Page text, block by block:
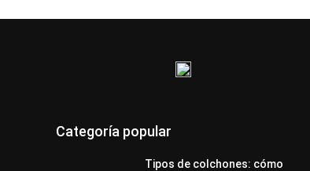
Categoría popular
Tipos de colchones: cómo